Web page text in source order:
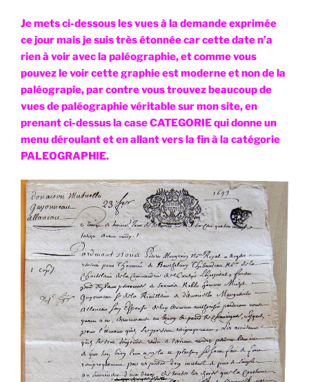
Je mets ci-dessous les vues à la demande exprimée
ce jour mais je suis très étonnée car cette date n’a
rien à voir avec la paléographie, et comme vous
pouvez le voir cette graphie est moderne et non de la
paléograpie, par contre vous trouvez beaucoup de
vues de paléographie véritable sur mon site, en
prenant ci-dessus la case CATEGORIE qui donne un
menu déroulant et en allant vers la fin à la catégorie
PALEOGRAPHIE.